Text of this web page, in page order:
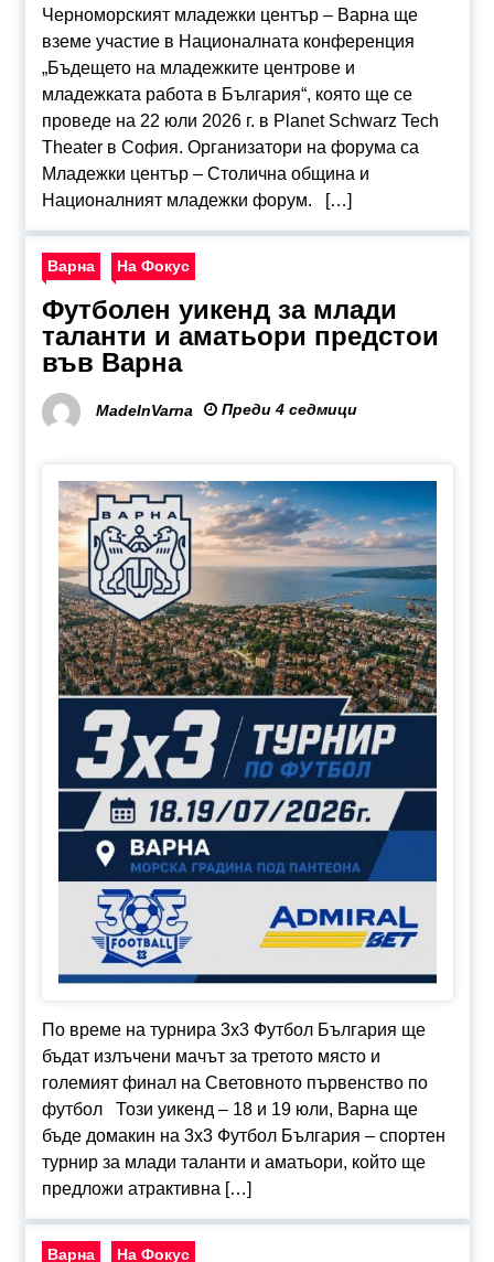
Черноморският младежки център – Варна ще
вземе участие в Националната конференция
„Бъдещето на младежките центрове и
младежката работа в България“, която ще се
проведе на 22 юли 2026 г. в Planet Schwarz Tech
Theater в София. Организатори на форума са
Младежки център – Столична община и
Националният младежки форум. […]
Варна На Фокус
Футболен уикенд за млади
таланти и аматьори предстои
във Варна
MadeInVarna Преди 4 седмици
По време на турнира 3х3 Футбол България ще
бъдат излъчени мачът за третото място и
големият финал на Световното първенство по
футбол Този уикенд – 18 и 19 юли, Варна ще
бъде домакин на 3х3 Футбол България – спортен
турнир за млади таланти и аматьори, който ще
предложи атрактивна […]
Варна На Фокус